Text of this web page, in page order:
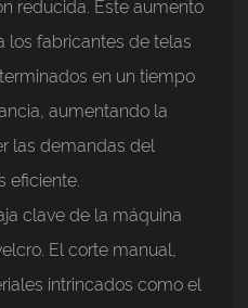
reducida. Este aumento
los fabricantes de telas
en un tiempo
aumentando la
las demandas del
eficiente.
clave de la máquina
El corte manual,
intrincados como el